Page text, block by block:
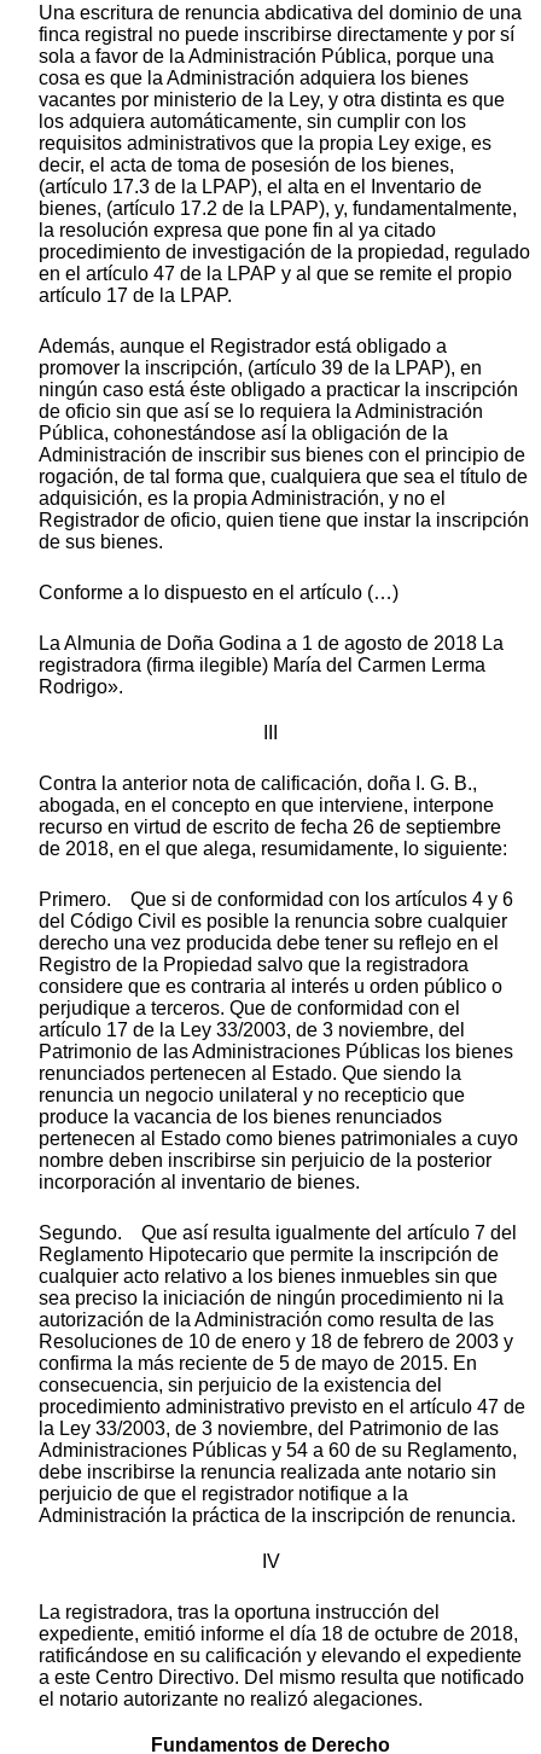
Una escritura de renuncia abdicativa del dominio de una
finca registral no puede inscribirse directamente y por sí
sola a favor de la Administración Pública, porque una
cosa es que la Administración adquiera los bienes
vacantes por ministerio de la Ley, y otra distinta es que
los adquiera automáticamente, sin cumplir con los
requisitos administrativos que la propia Ley exige, es
decir, el acta de toma de posesión de los bienes,
(artículo 17.3 de la LPAP), el alta en el Inventario de
bienes, (artículo 17.2 de la LPAP), y, fundamentalmente,
la resolución expresa que pone fin al ya citado
procedimiento de investigación de la propiedad, regulado
en el artículo 47 de la LPAP y al que se remite el propio
artículo 17 de la LPAP.
Además, aunque el Registrador está obligado a
promover la inscripción, (artículo 39 de la LPAP), en
ningún caso está éste obligado a practicar la inscripción
de oficio sin que así se lo requiera la Administración
Pública, cohonestándose así la obligación de la
Administración de inscribir sus bienes con el principio de
rogación, de tal forma que, cualquiera que sea el título de
adquisición, es la propia Administración, y no el
Registrador de oficio, quien tiene que instar la inscripción
de sus bienes.
Conforme a lo dispuesto en el artículo (…)
La Almunia de Doña Godina a 1 de agosto de 2018 La
registradora (firma ilegible) María del Carmen Lerma
Rodrigo».
Contra la anterior nota de calificación, doña I. G. B.,
abogada, en el concepto en que interviene, interpone
recurso en virtud de escrito de fecha 26 de septiembre
de 2018, en el que alega, resumidamente, lo siguiente:
Primero. Que si de conformidad con los artículos 4 y 6
del Código Civil es posible la renuncia sobre cualquier
derecho una vez producida debe tener su reflejo en el
Registro de la Propiedad salvo que la registradora
considere que es contraria al interés u orden público o
perjudique a terceros. Que de conformidad con el
artículo 17 de la Ley 33/2003, de 3 noviembre, del
Patrimonio de las Administraciones Públicas los bienes
renunciados pertenecen al Estado. Que siendo la
renuncia un negocio unilateral y no recepticio que
produce la vacancia de los bienes renunciados
pertenecen al Estado como bienes patrimoniales a cuyo
nombre deben inscribirse sin perjuicio de la posterior
incorporación al inventario de bienes.
Segundo. Que así resulta igualmente del artículo 7 del
Reglamento Hipotecario que permite la inscripción de
cualquier acto relativo a los bienes inmuebles sin que
sea preciso la iniciación de ningún procedimiento ni la
autorización de la Administración como resulta de las
Resoluciones de 10 de enero y 18 de febrero de 2003 y
confirma la más reciente de 5 de mayo de 2015. En
consecuencia, sin perjuicio de la existencia del
procedimiento administrativo previsto en el artículo 47 de
la Ley 33/2003, de 3 noviembre, del Patrimonio de las
Administraciones Públicas y 54 a 60 de su Reglamento,
debe inscribirse la renuncia realizada ante notario sin
perjuicio de que el registrador notifique a la
Administración la práctica de la inscripción de renuncia.
IV
La registradora, tras la oportuna instrucción del
expediente, emitió informe el día 18 de octubre de 2018,
ratificándose en su calificación y elevando el expediente
a este Centro Directivo. Del mismo resulta que notificado
el notario autorizante no realizó alegaciones.
Fundamentos de Derecho